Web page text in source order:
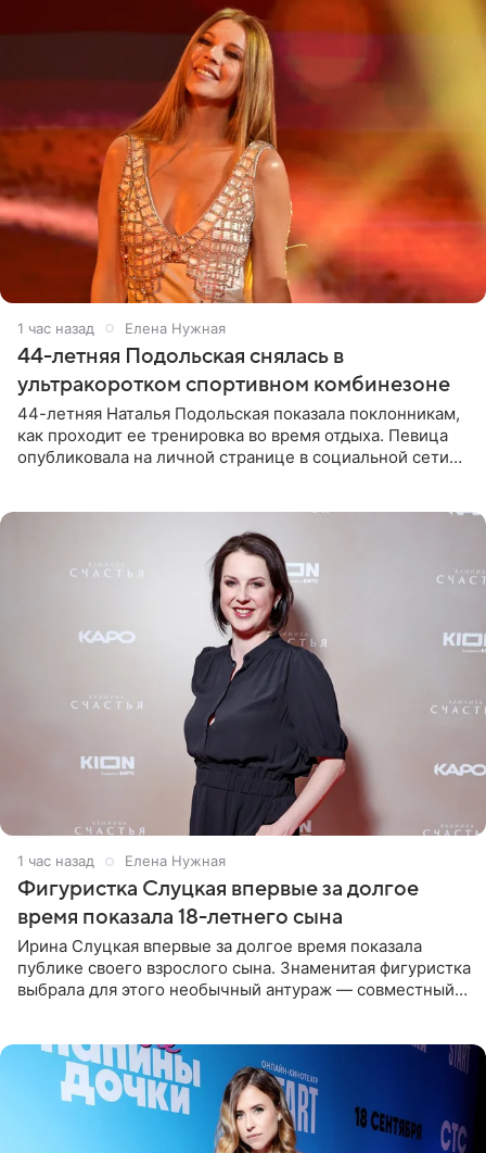
1 час назад Елена Нужная
44-летняя Подольская снялась в
ультракоротком спортивном комбинезоне
44-летняя Наталья Подольская показала поклонникам,
как проходит ее тренировка во время отдыха. Певица
опубликовала на личной странице в социальной сети
1 час назад Елена Нужная
Фигуристка Слуцкая впервые за долгое
время показала 18-летнего сына
Ирина Слуцкая впервые за долгое время показала
публике своего взрослого сына. Знаменитая фигуристка
выбрала для этого необычный антураж — совместный